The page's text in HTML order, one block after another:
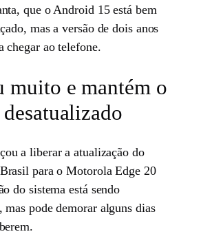
que o Android 15 está bem
mas a versão de dois anos
chegar ao telefone.
muito e mantém o
a liberar a atualização do
para o Motorola Edge 20
do sistema está sendo
pode demorar alguns dias